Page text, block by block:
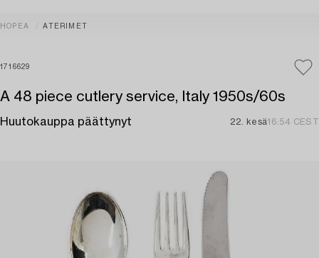
HOPEA ATERIMET
1716629
A 48 piece cutlery service, Italy 1950s/60s
Huutokauppa päättynyt 22. kesä16:54 CEST